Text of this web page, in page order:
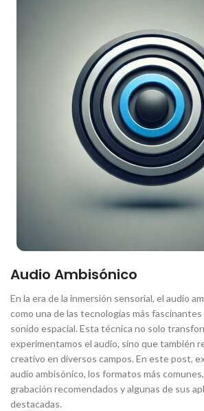
Audio Ambisónico
En la era de la inmersión sensorial, el audio
como una de las tecnologías más
sonido espacial. Esta técnica no solo
experimentamos el audio, sino que también
creativo en diversos campos. En este post,
audio ambisónico, los formatos más
grabación recomendados y algunas de sus
destacadas.